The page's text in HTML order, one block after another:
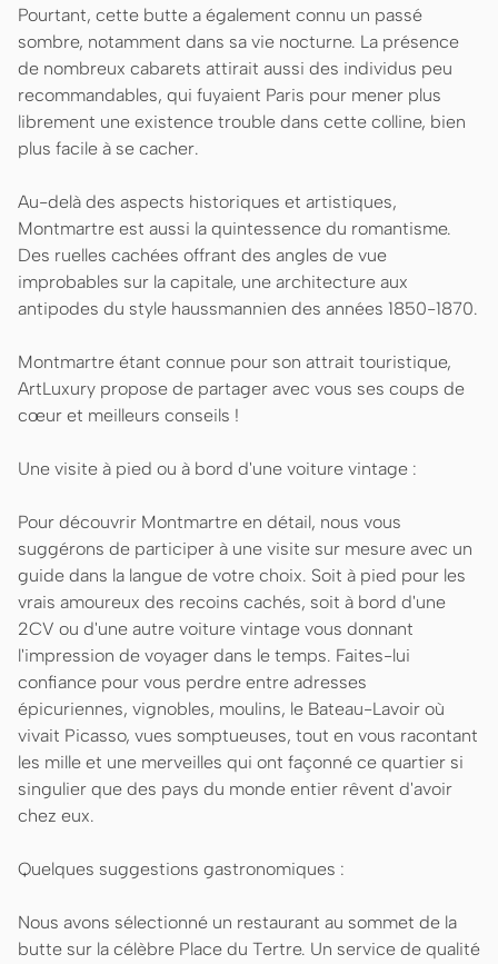
Pourtant, cette butte a également connu un passé
sombre, notamment dans sa vie nocturne. La présence
de nombreux cabarets attirait aussi des individus peu
recommandables, qui fuyaient Paris pour mener plus
librement une existence trouble dans cette colline, bien
plus facile à se cacher.
Au-delà des aspects historiques et artistiques,
Montmartre est aussi la quintessence du romantisme.
Des ruelles cachées offrant des angles de vue
improbables sur la capitale, une architecture aux
antipodes du style haussmannien des années 1850-1870.
Montmartre étant connue pour son attrait touristique,
ArtLuxury propose de partager avec vous ses coups de
cœur et meilleurs conseils !
Une visite à pied ou à bord d'une voiture vintage :
Pour découvrir Montmartre en détail, nous vous
suggérons de participer à une visite sur mesure avec un
guide dans la langue de votre choix. Soit à pied pour les
vrais amoureux des recoins cachés, soit à bord d'une
2CV ou d'une autre voiture vintage vous donnant
l'impression de voyager dans le temps. Faites-lui
confiance pour vous perdre entre adresses
épicuriennes, vignobles, moulins, le Bateau-Lavoir où
vivait Picasso, vues somptueuses, tout en vous racontant
les mille et une merveilles qui ont façonné ce quartier si
singulier que des pays du monde entier rêvent d'avoir
chez eux.
Quelques suggestions gastronomiques :
Nous avons sélectionné un restaurant au sommet de la
butte sur la célèbre Place du Tertre. Un service de qualité